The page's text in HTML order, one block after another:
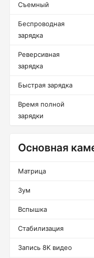
Съемный
Беспроводная
зарядка
Реверсивная
зарядка
Быстрая зарядка
Время полной
зарядки
Основная
Матрица
Зум
Вспышка
Стабилизация
Запись 8K видео